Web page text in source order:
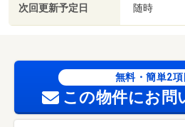
次回更新予定日 随時
無料・簡単2項
この物件にお問